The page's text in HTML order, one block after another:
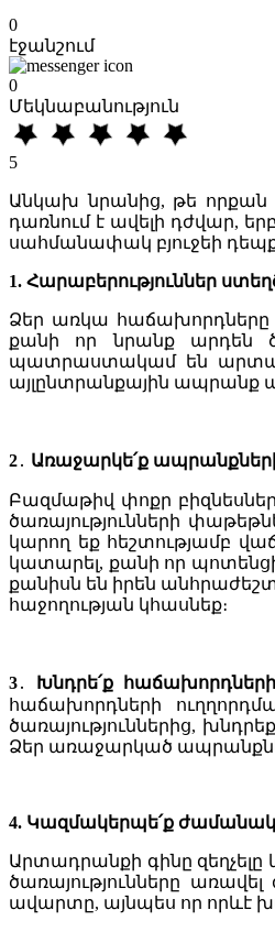
0
էջանշում
0
Մեկնաբանություն
5
Անկախ նրանից, թե որքան է
դառնում է ավելի դժվար,
սահմանափակ բյուջեի
1. Հարաբերություններ
Ձեր առկա հաճախորդները
քանի որ նրանք արդեն
պատրաստակամ են
այլընտրանքային ապրանք
2․ Առաջարկե՛ք
Բազմաթիվ փոքր
ծառայությունների
կարող եք հեշտությամբ
կատարել, քանի որ
քանիսն են իրեն
հաջողության կհասնեք։
3․ Խնդրե՛ք
հաճախորդների
ծառայություններից,
Ձեր առաջարկած
4. Կազմակերպե՛ք
Արտադրանքի գինը զեղչելը
ծառայությունները
ավարտը, այնպես որ որևէ